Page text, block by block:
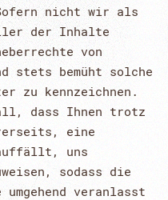
nicht wir als
der Inhalte
von
stets bemüht solche
zu kennzeichnen.
dass Ihnen trotz
eine
uns
sodass die
veranlasst